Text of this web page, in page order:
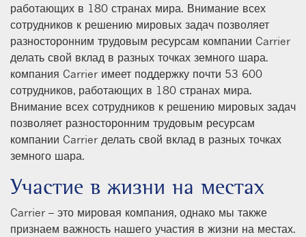
работающих в 180 странах мира. Внимание всех
сотрудников к решению мировых задач позволяет
разносторонним трудовым ресурсам компании Carrier
делать свой вклад в разных точках земного шара.
компания Carrier имеет поддержку почти 53 600
сотрудников, работающих в 180 странах мира.
Внимание всех сотрудников к решению мировых задач
позволяет разносторонним трудовым ресурсам
компании Carrier делать свой вклад в разных точках
земного шара.
Участие в жизни на местах
Carrier – это мировая компания, однако мы также
признаем важность нашего участия в жизни на местах.